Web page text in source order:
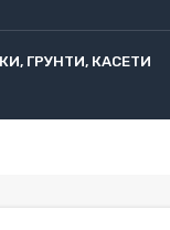
ГРУНТИ, КАСЕТИ